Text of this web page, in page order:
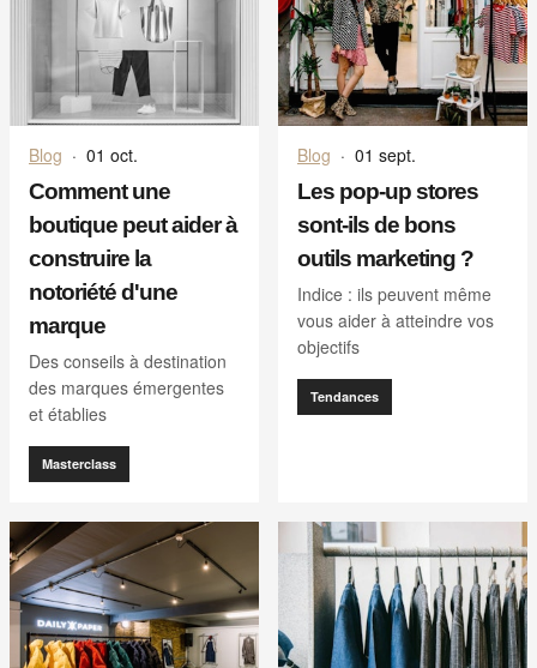
Blog · 01 oct.
Comment une
boutique peut aider à
construire la
notoriété d'une
marque
Des conseils à destination
des marques émergentes
et établies
Masterclass
Blog · 01 sept.
Les pop-up stores
sont-ils de bons
outils marketing ?
Indice : ils peuvent même
vous aider à atteindre vos
objectifs
Tendances